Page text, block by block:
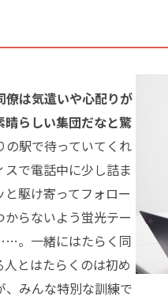
僚は気遣いや心配りが
晴らしい集団だなと驚
の駅で待っていてくれ
で電話中に少し詰ま
駆け寄ってフォロー
からないよう蛍光テー
。一緒にはたらく同
とはたらくのは初め
、みんな特別な訓練で